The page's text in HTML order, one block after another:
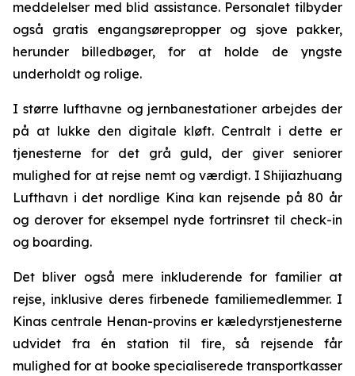
meddelelser med blid assistance. Personalet tilbyder
også gratis engangsørepropper og sjove pakker,
herunder billedbøger, for at holde de yngste
underholdt og rolige.
I større lufthavne og jernbanestationer arbejdes der
på at lukke den digitale kløft. Centralt i dette er
tjenesterne for det grå guld, der giver seniorer
mulighed for at rejse nemt og værdigt. I Shijiazhuang
Lufthavn i det nordlige Kina kan rejsende på 80 år
og derover for eksempel nyde fortrinsret til check-in
og boarding.
Det bliver også mere inkluderende for familier at
rejse, inklusive deres firbenede familiemedlemmer. I
Kinas centrale Henan-provins er kæledyrstjenesterne
udvidet fra én station til fire, så rejsende får
mulighed for at booke specialiserede transportkasser